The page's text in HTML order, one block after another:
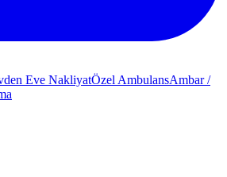
Eve NakliyatÖzel AmbulansAmbar /